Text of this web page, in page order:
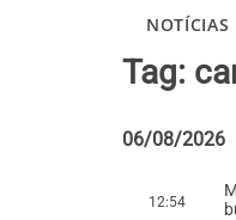
NOTÍCIAS
Tag:
06/08/2026
12:54